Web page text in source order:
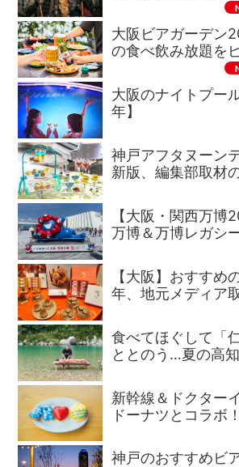
大阪ビアガーデン
の食べ飲み放題を
大阪のナイトプー
年】
神戸アフタヌーン
新版、編集部取材
【大阪・関西万博
万博＆万博レガシ
【大阪】おすすめ
年、地元メディア
食べてほぐして「
ととのう…夏の高
新幹線＆ドクター
ドーナツとコラボ
神戸のおすすめビ